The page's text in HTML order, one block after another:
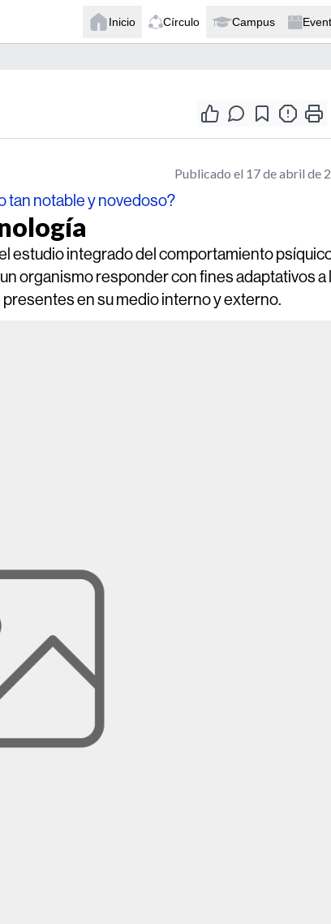
Inicio Círculo Campus
Publicado el 17 de abril de
tan notable y novedoso?
estudio integrado del comportamiento
organismo responder con fines adaptativos a
en su medio interno y externo.